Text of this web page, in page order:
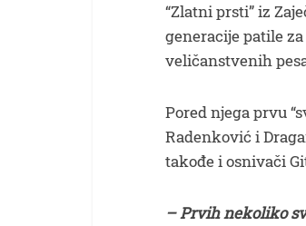
“Zlatni prsti” iz
generacije patile
veličanstvenih
Pored njega prvu
Radenković i
takođe i osnivači
– Prvih nekoliko